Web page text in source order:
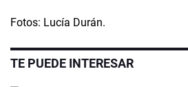
Fotos: Lucía Durán.
TE PUEDE INTERESAR